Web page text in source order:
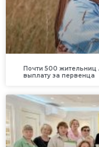
Почти 500 жительниц
выплату за первенца